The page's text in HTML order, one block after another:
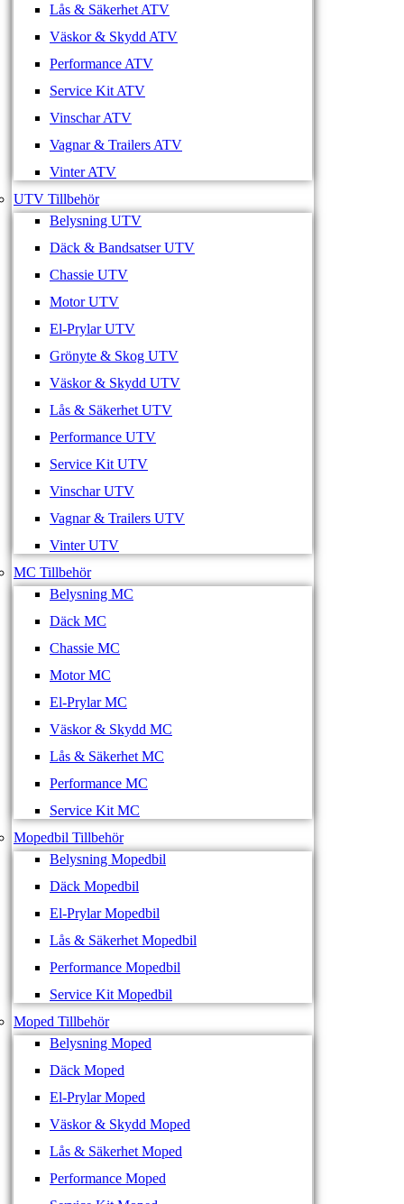
Lås & Säkerhet ATV
Väskor & Skydd ATV
Performance ATV
Service Kit ATV
Vinschar ATV
Vagnar & Trailers ATV
Vinter ATV
UTV Tillbehör
Belysning UTV
Däck & Bandsatser UTV
Chassie UTV
Motor UTV
El-Prylar UTV
Grönyte & Skog UTV
Väskor & Skydd UTV
Lås & Säkerhet UTV
Performance UTV
Service Kit UTV
Vinschar UTV
Vagnar & Trailers UTV
Vinter UTV
MC Tillbehör
Belysning MC
Däck MC
Chassie MC
Motor MC
El-Prylar MC
Väskor & Skydd MC
Lås & Säkerhet MC
Performance MC
Service Kit MC
Mopedbil Tillbehör
Belysning Mopedbil
Däck Mopedbil
El-Prylar Mopedbil
Lås & Säkerhet Mopedbil
Performance Mopedbil
Service Kit Mopedbil
Moped Tillbehör
Belysning Moped
Däck Moped
El-Prylar Moped
Väskor & Skydd Moped
Lås & Säkerhet Moped
Performance Moped